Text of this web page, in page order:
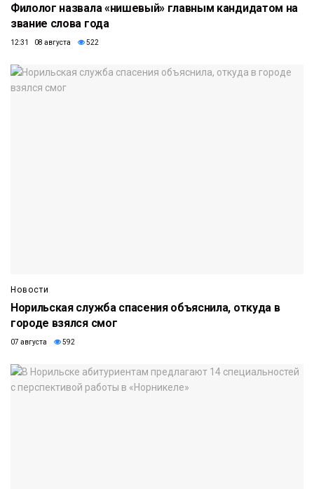
Филолог назвала «нишевый» главным кандидатом на
звание слова года
12:31 08 августа 522
Новости
Норильская служба спасения объяснила, откуда в
городе взялся смог
07 августа 592